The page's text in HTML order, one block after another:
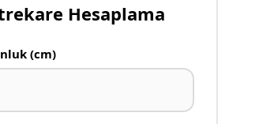
Hesaplama
(cm)